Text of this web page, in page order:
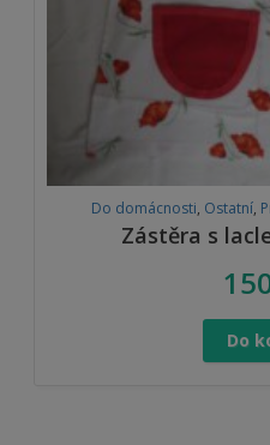
Do domácnosti, Ostatní,
Zástěra s
Do